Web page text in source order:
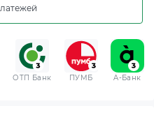
ОТП Банк ПУМБ A-Банк